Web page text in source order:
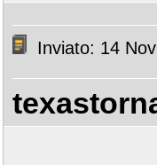
Inviato: 14